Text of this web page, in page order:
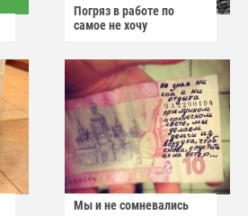
Погряз в работе по
самое не хочу
Мы и не сомневались